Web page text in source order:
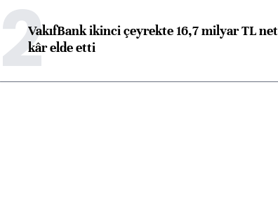
2VakıfBank ikinci çeyrekte 16,7 milyar TL net
kâr elde etti